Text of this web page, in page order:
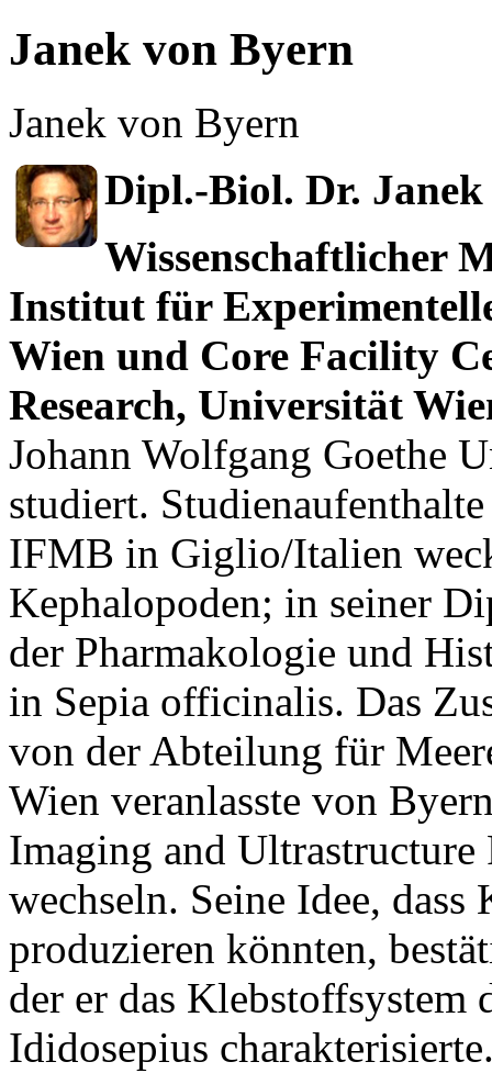
Janek von Byern
Janek von Byern
Dipl.-Biol. Dr.
Wissenschaftlicher
Institut für
Wien und Core Facility
Research, Universität
Johann Wolfgang Goethe
studiert.
IFMB in Giglio/Italien
Kephalopoden; in seiner
der Pharmakologie und
in Sepia officinalis. Das
von der Abteilung für
Wien veranlasste von
Imaging and Ultrastructure
wechseln. Seine Idee,
produzieren könnten,
der er das Klebstoffsystem
Ididosepius